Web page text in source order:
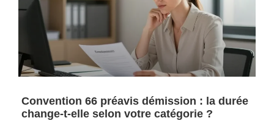
Convention 66 préavis démission : la durée
change-t-elle selon votre catégorie ?